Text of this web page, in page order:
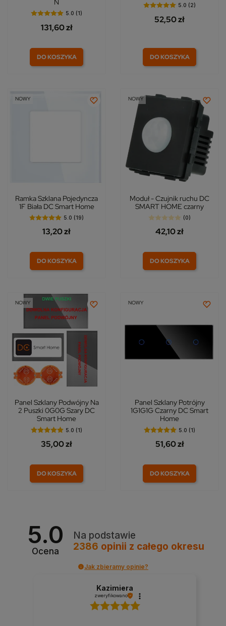
N
5.0 (1)
131,60 zł
DO KOSZYKA
5.0 (2)
52,50 zł
DO KOSZYKA
NOWY
Ramka Szklana Pojedyncza
1F Biała DC Smart Home
5.0 (19)
13,20 zł
DO KOSZYKA
NOWY
Moduł - Czujnik ruchu DC
SMART HOME czarny
(0)
42,10 zł
DO KOSZYKA
NOWY
Panel Szklany Podwójny Na
2 Puszki 0G0G Szary DC
Smart Home
5.0 (1)
35,00 zł
DO KOSZYKA
NOWY
Panel Szklany Potrójny
1G1G1G Czarny DC Smart
Home
5.0 (1)
51,60 zł
DO KOSZYKA
5.0
Ocena
Na podstawie
2386 opinii z całego okresu
Jak zbieramy opinie?
Kazimiera
zweryfikowano